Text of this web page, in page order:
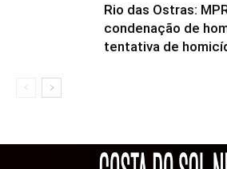
Rio das Ostras:
condenação de
tentativa de